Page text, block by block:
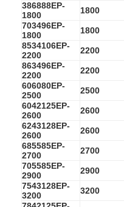
πακέτα μπαταριών
Pack μπαταριών NiCd
πακέτα μπαταριών
φακός
μπαταρία φωτισμού
Μπαταρία λι Mno2
Μπαταρία λι Socl2
386888EP-
1800
1800
703496EP-
1800
1800
8534106EP-
2200
2200
863496EP-
2200
2200
606080EP-
2500
2500
6042125EP-
2600
2600
6243128EP-
2600
2600
685585EP-
2700
2700
705585EP-
2900
2900
7543128EP-
3200
3200